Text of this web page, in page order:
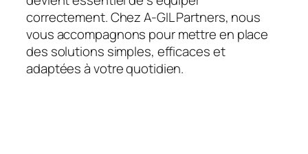
correctement. Chez A-GIL Partners, nous
vous accompagnons pour mettre en place
des solutions simples, efficaces et
adaptées à votre quotidien.